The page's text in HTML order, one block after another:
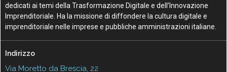
dedicati ai temi della Trasformazione Digitale e dell’Innovazione
Imprenditoriale. Ha la missione di diffondere la cultura digitale e
imprenditoriale nelle imprese e pubbliche amministrazioni italiane.
Indirizzo
Via Moretto da Brescia, 22